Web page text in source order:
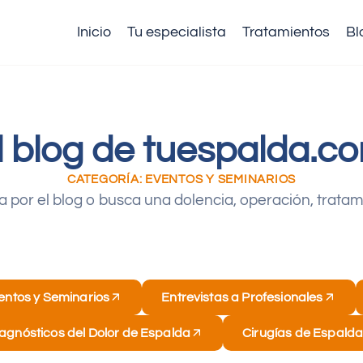
Inicio Tu especialista Tratamientos
blog de
CATEGORÍA: EVENTOS Y SEMINARIOS
por el blog o busca una dolencia, operación,
y Seminarios Entrevistas a Profesionales
del Dolor de Espalda Cirugías de Espalda